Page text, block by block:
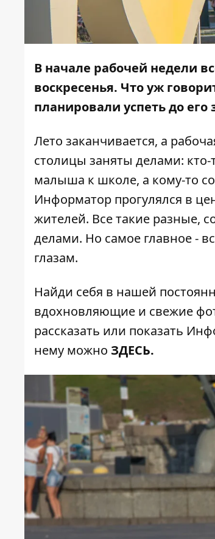
В начале рабочей недели
воскресенья. Что уж
планировали успеть до
Лето заканчивается, а
столицы заняты делами: кто-
малыша к школе, а кому-то
Информатор прогулялся в
жителей. Все такие разные,
делами. Но самое главное -
глазам.
Найди себя в нашей
вдохновляющие и свежие
рассказать или показать
нему можно ЗДЕСЬ.